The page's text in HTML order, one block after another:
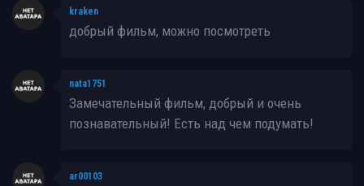
kraken
добрый фильм, можно посмотреть
nata1751
Замечательный фильм, добрый и очень
познавательный! Есть над чем подумать!
ar00103